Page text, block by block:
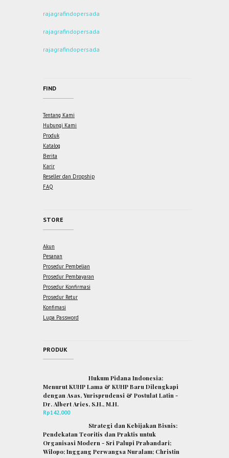
rajagrafindopersada
rajagrafindopersada
rajagrafindopersada
FIND
Tentang Kami
Hubungi Kami
Produk
Katalog
Berita
Karir
Reseller dan Dropship
FAQ
STORE
Akun
Pesanan
Prosedur Pembelian
Prosedur Pembayaran
Prosedur Konfirmasi
Prosedur Retur
Konfimasi
Lupa Password
PRODUK
Hukum Pidana Indonesia:
Menurut KUHP Lama & KUHP Baru Dilengkapi
dengan Asas, Yurisprudensi & Postulat Latin -
Dr. Albert Aries, S.H., M.H.
Rp142,000
Strategi dan Kebijakan Bisnis:
Pendekatan Teoritis dan Praktis untuk
Organisasi Modern - Sri Palupi Prabandari;
Wilopo; Inggang Perwangsa Nuralam; Christin